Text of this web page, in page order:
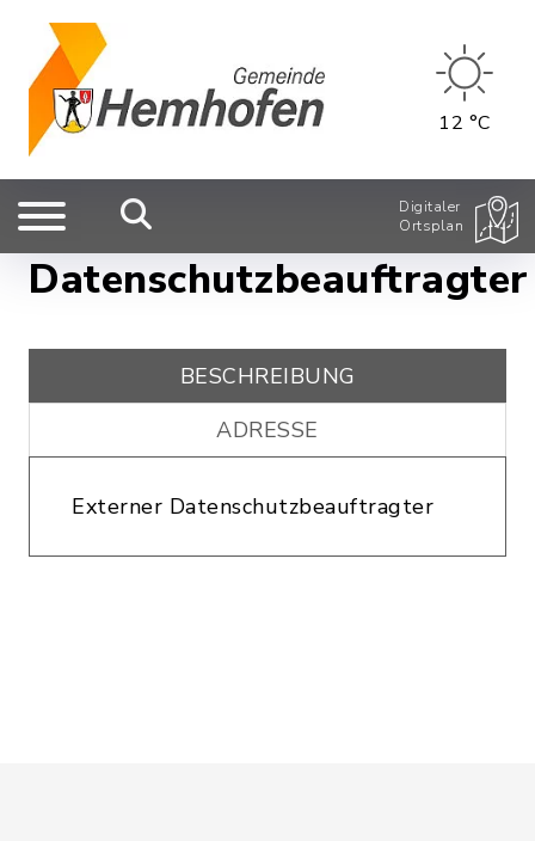
12 °C
Digitaler
Ortsplan
Datenschutzbeauftragter
BESCHREIBUNG
ADRESSE
Externer Datenschutzbeauftragter